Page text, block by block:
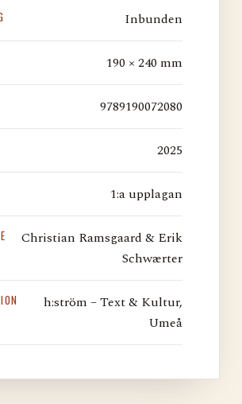
Inbunden
190 × 240 mm
9789190072080
2025
1:a upplagan
Christian Ramsgaard & Erik
Schwærter
h:ström – Text & Kultur,
Umeå